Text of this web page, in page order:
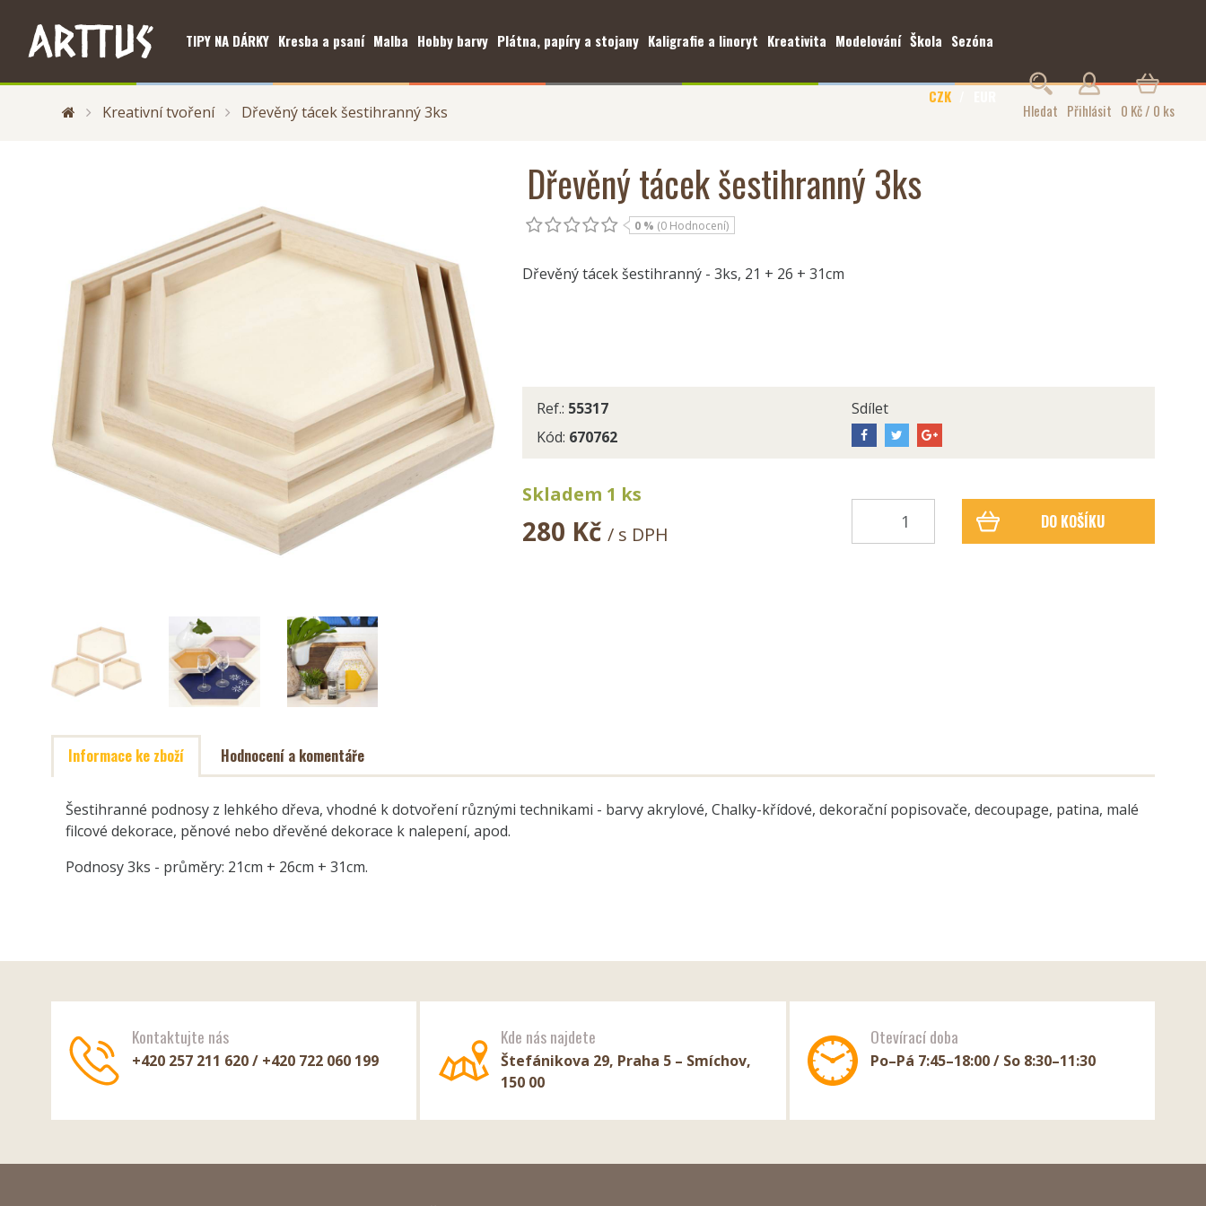
TIPY NA DÁRKY Kresba a psaní Malba Hobby barvy Plátna, papíry a stojany Kaligrafie a linoryt Kreativita Modelování Škola Sezóna
CZK
Hledat Přihlásit 0 Kč / 0 ks
Kreativní tvoření Dřevěný tácek šestihranný 3ks
Dřevěný tácek šestihranný 3ks
0 % (0 Hodnocení)
Dřevěný tácek šestihranný - 3ks, 21 + 26 + 31cm
Ref.: 55317
Kód: 670762
Sdílet
Skladem 1 ks
280 Kč / s DPH
DO KOŠÍKU
Informace ke zboží Hodnocení a komentáře
Šestihranné podnosy z lehkého dřeva, vhodné k dotvoření různými technikami - barvy akrylové, Chalky-křídové, dekorační popisovače, decoupage, patina, malé
filcové dekorace, pěnové nebo dřevěné dekorace k nalepení, apod.
Podnosy 3ks - průměry: 21cm + 26cm + 31cm.
Kontaktujte nás
+420 257 211 620 / +420 722 060 199
Kde nás najdete
Štefánikova 29, Praha 5 – Smíchov,
150 00
Otevírací doba
Po–Pá 7:45–18:00 / So 8:30–11:30